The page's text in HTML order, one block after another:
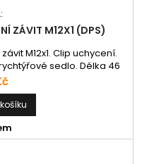
ZÁVIT M12X1 (DPS)
M12x1. Clip uchycení.
sedlo. Délka 46